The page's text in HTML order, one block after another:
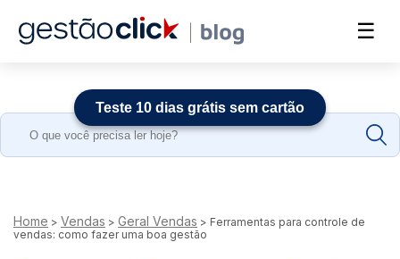
☰
Search
Home > Vendas > Geral Vendas > Ferramentas para controle de
vendas: como fazer uma boa gestão
Teste 10 dias grátis sem cartão